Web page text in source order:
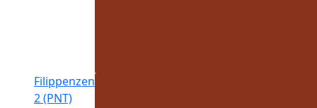
Filippenzen
2 (PNT)